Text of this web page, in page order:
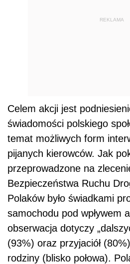
REKLAMA
Celem akcji jest
świadomości polskiego
temat możliwych form
pijanych kierowców. Jak
przeprowadzone na
Bezpieczeństwa Ruchu
Polaków było świadkami
samochodu pod wpływem
obserwacja dotyczy
(93%) oraz przyjaciół
rodziny (blisko połowa).